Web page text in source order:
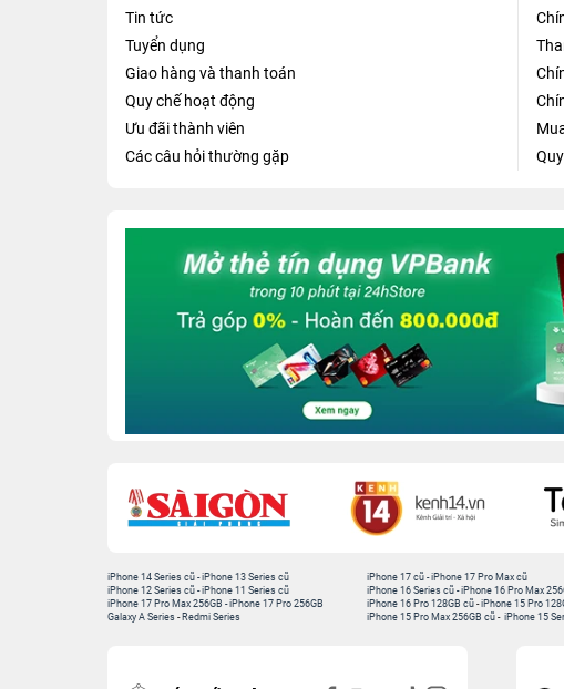
Tin tức
Tuyển dụng
Giao hàng và thanh toán
Quy chế hoạt động
Ưu đãi thành viên
Các câu hỏi thường gặp
iPhone 14 Series cũ -iPhone 13 Series cũ
iPhone 12 Series cũ -iPhone 11 Series cũ
iPhone 17 Pro Max 256GB -iPhone 17 Pro 256GB
Galaxy A Series - Redmi Series
iPhone 17 cũ -iPhone 17 Pro Max cũ
iPhone 16 Series cũ - iPhone 16 Pro Max
iPhone 16 Pro 128GB cũ -iPhone 15 Pro
iPhone 15 Pro Max 256GB cũ - iPhone 15